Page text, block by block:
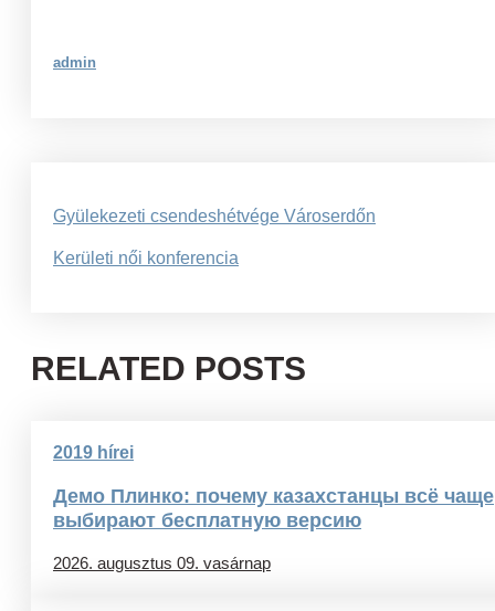
admin
navigáció
Gyülekezeti csendeshétvége Városerdőn
Kerületi női konferencia
RELATED POSTS
2019 hírei
Демо Плинко: почему казахстанцы всё чаще
выбирают бесплатную версию
2026. augusztus 09. vasárnap